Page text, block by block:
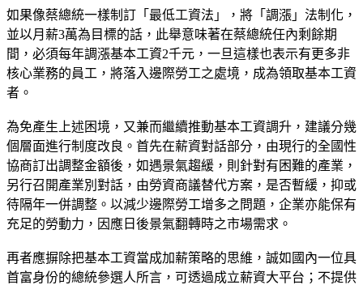
如果像蔡總統一樣制訂「最低工資法」，將「調漲」法制化，
並以月薪3萬為目標的話，此舉意味著在蔡總統任內剩餘期
間，必須每年調漲基本工資2千元，一旦這樣也表示有更多非
核心業務的員工，將落入邊際勞工之處境，成為領取基本工資
者。
為免產生上述困境，又兼而繼續推動基本工資調升，建議分幾
個層面進行制度改良。首先在薪資對話部分，由現行的全國性
協商訂出調整金額後，如遇景氣趨緩，則針對有困難的產業，
另行召開產業別對話，由勞資商議替代方案，是否暫緩，抑或
待隔年一併調整。以減少邊際勞工增多之問題，企業亦能保有
充足的勞動力，因應日後景氣翻轉時之市場需求。
再者應摒除把基本工資當成加薪策略的思維，誠如國內一位具
首富身份的總統參選人所言，可透過成立薪資大平台；不提供